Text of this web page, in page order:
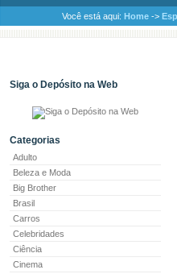
Você está aqui: Home ->
Siga o Depósito na Web
Categorias
Adulto
Beleza e Moda
Big Brother
Brasil
Carros
Celebridades
Ciência
Cinema